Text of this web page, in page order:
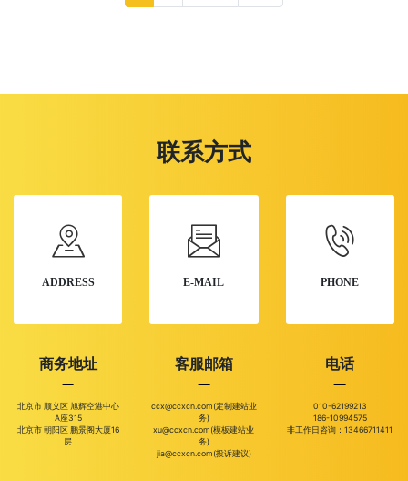
联系方式
ADDRESS
商务地址
北京市 顺义区 旭辉空港中心
A座315
北京市 朝阳区 鹏景阁大厦16
层
E-MAIL
客服邮箱
ccx@ccxcn.com(定制建站业
务)
xu@ccxcn.com(模板建站业
务)
jia@ccxcn.com(投诉建议)
PHONE
电话
010-62199213
186-10994575
非工作日咨询：13466711411